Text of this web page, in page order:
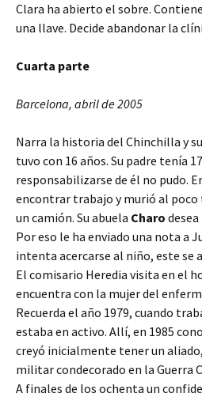
Clara ha abierto el sobre.
una llave. Decide abandonar la
Cuarta parte
Barcelona, abril de 2005
Narra la historia del Chinchilla y
tuvo con 16 años. Su padre tenía
responsabilizarse de él no pudo.
encontrar trabajo y murió al
un camión. Su abuela Charo
Por eso le ha enviado una nota a
intenta acercarse al niño, este se
El comisario Heredia visita en el
encuentra con la mujer del
Recuerda el año 1979, cuando
estaba en activo. Allí, en 1985
creyó inicialmente tener un
militar condecorado en la Guerra
A finales de los ochenta un